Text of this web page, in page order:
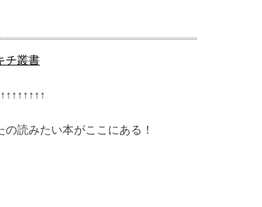
o
o
m
e
チ叢書
の読みたい本がここにある！